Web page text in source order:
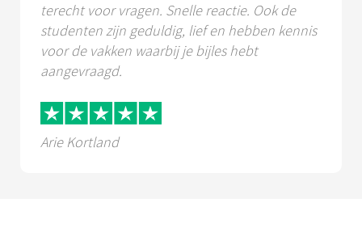
terecht voor vragen. Snelle reactie. Ook de
studenten zijn geduldig, lief en hebben kennis
voor de vakken waarbij je bijles hebt
aangevraagd.
Arie Kortland